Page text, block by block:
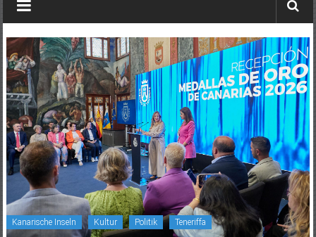
die
der
Kanarischen
Inseln
Kanarische Inseln Kultur Politik Teneriffa